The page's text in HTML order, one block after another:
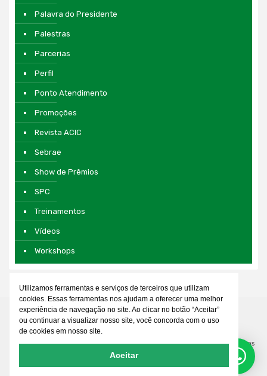
Palavra do Presidente
Palestras
Parcerias
Perfil
Ponto Atendimento
Promoções
Revista ACIC
Sebrae
Show de Prêmios
SPC
Treinamentos
Vídeos
Workshops
© 2026 Associação Comercial e Empresarial de Cianorte. Todos os direitos
reservados. Desenvolvido por
Utilizamos ferramentas e serviços de terceiros que utilizam
cookies. Essas ferramentas nos ajudam a oferecer uma melhor
experiência de navegação no site. Ao clicar no botão “Aceitar”
ou continuar a visualizar nosso site, você concorda com o uso
de cookies em nosso site.
Aceitar